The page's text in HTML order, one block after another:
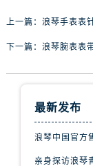
上一篇： 浪琴手表表
下一篇： 浪琴腕表表
最新发布